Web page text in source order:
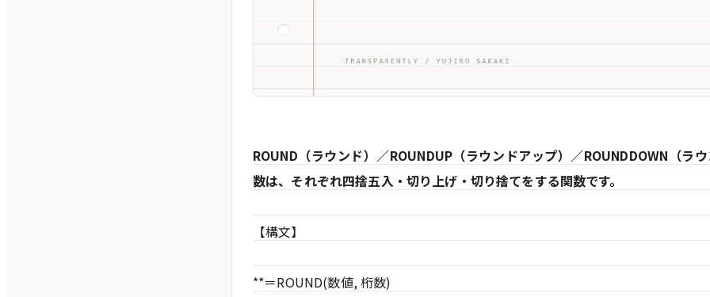
ROUND（ラウンド）／ROUNDUP（ラウンドアップ）／ROUNDDOWN（ラ
数は、それぞれ四捨五入・切り上げ・切り捨てをする関数です。
【構文】
**＝ROUND(数値, 桁数)